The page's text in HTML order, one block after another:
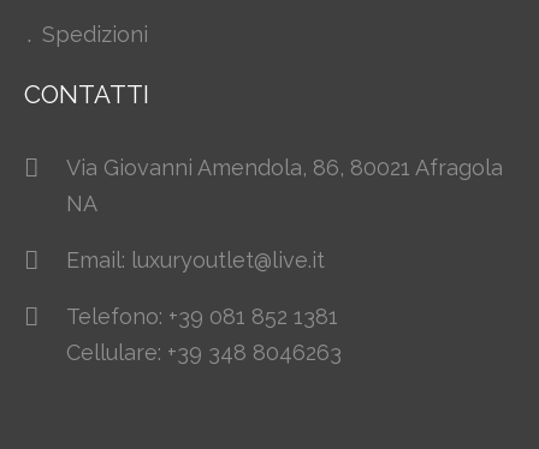
Spedizioni
CONTATTI
Via Giovanni Amendola, 86, 80021 Afragola
NA
Email: luxuryoutlet@live.it
Telefono: +39 081 852 1381
Cellulare: +39 348 8046263